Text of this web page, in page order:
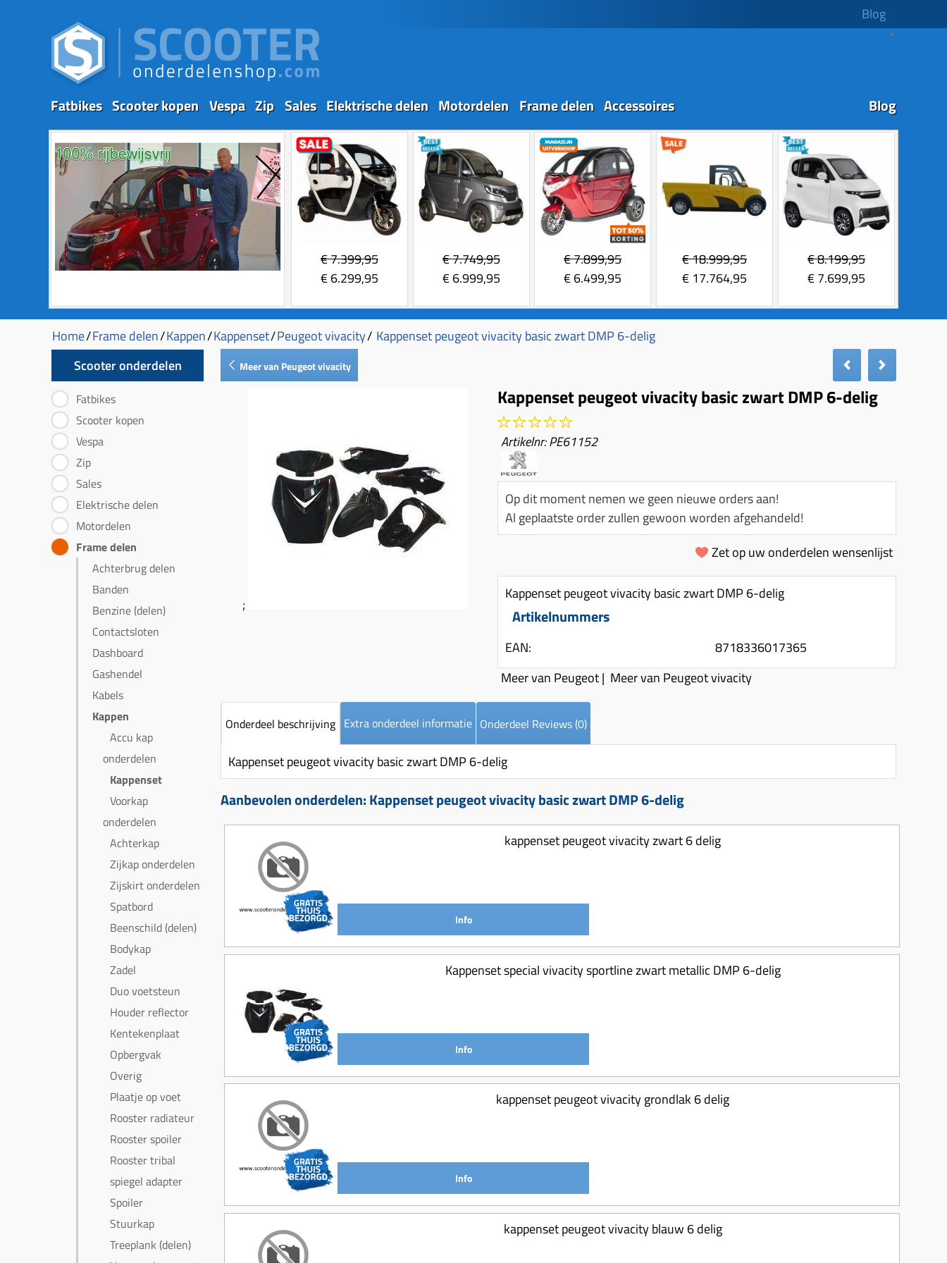
Blog
Fatbikes Scooter kopen Vespa Zip Sales Elektrische delen Motordelen Frame delen Accessoires Blog
€7.399,95
€6.299,95
€7.749,95
€6.999,95
€7.899,95
€6.499,95
€18.999,95
€ 17.764,95
€8.199,95
€7.699,95
Home/Frame delen/Kappen/Kappenset/Peugeot vivacity/ Kappenset peugeot vivacity basic zwart DMP 6-delig
Scooter onderdelen
Fatbikes
Scooter kopen
Vespa
Zip
Sales
Elektrische delen
Motordelen
Frame delen
Achterbrug delen
Banden
Benzine (delen)
Contactsloten
Dashboard
Gashendel
Kabels
Kappen
Accu kap
onderdelen
Kappenset
Voorkap
onderdelen
Achterkap
Zijkap onderdelen
Zijskirt onderdelen
Spatbord
Beenschild (delen)
Bodykap
Zadel
Duo voetsteun
Houder reflector
Kentekenplaat
Opbergvak
Overig
Plaatje op voet
Rooster radiateur
Rooster spoiler
Rooster tribal
spiegel adapter
Spoiler
Stuurkap
Treeplank (delen)
Meer van Peugeot vivacity
;
Kappenset peugeot vivacity basic zwart DMP 6-delig
Artikelnr:PE61152
Op dit moment nemen we geen nieuwe orders aan!
Al geplaatste order zullen gewoon worden afgehandeld!
Zet op uw onderdelen wensenlijst
Kappenset peugeot vivacity basic zwart DMP 6-delig
Artikelnummers
EAN:
8718336017365
Meer van Peugeot| Meer van Peugeot vivacity
Onderdeel beschrijving Extra onderdeel informatie Onderdeel Reviews (0)
Kappenset peugeot vivacity basic zwart DMP 6-delig
Aanbevolen onderdelen: Kappenset peugeot vivacity basic zwart DMP 6-delig
kappenset peugeot vivacity zwart 6 delig
Info
Kappenset special vivacity sportline zwart metallic DMP 6-delig
Info
kappenset peugeot vivacity grondlak 6 delig
Info
kappenset peugeot vivacity blauw 6 delig